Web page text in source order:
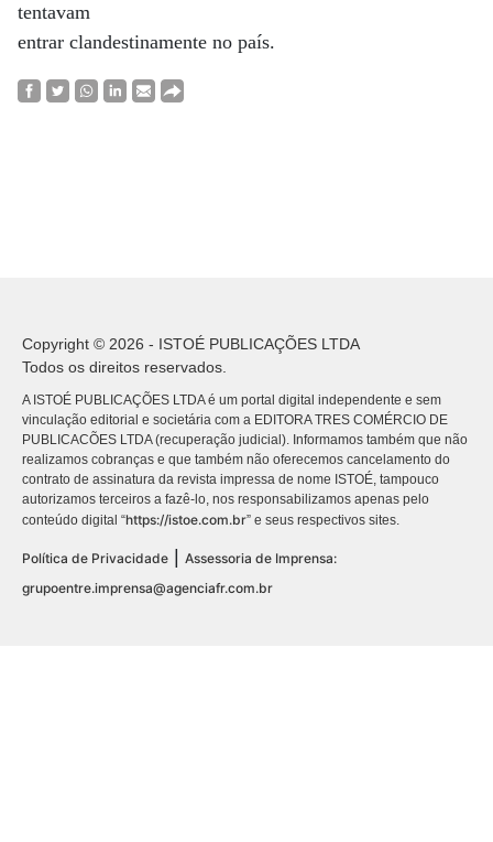
tentavam
entrar clandestinamente no país.
Copyright © 2026 - ISTOÉ PUBLICAÇÕES LTDA
Todos os direitos reservados.
A ISTOÉ PUBLICAÇÕES LTDA é um portal digital independente e sem
vinculação editorial e societária com a EDITORA TRES COMÉRCIO DE
PUBLICACÕES LTDA (recuperação judicial). Informamos também que não
realizamos cobranças e que também não oferecemos cancelamento do
contrato de assinatura da revista impressa de nome ISTOÉ, tampouco
autorizamos terceiros a fazê-lo, nos responsabilizamos apenas pelo
conteúdo digital “https://istoe.com.br” e seus respectivos sites.
Política de Privacidade
Assessoria de Imprensa:
grupoentre.imprensa@agenciafr.com.br